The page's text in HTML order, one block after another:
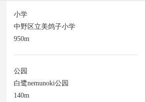
小学
中野区立美鸽子小学
950m
公园
白鹭nemunoki公园
140m